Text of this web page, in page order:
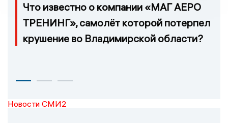
Что известно о компании «МАГ АЕРО
ТРЕНИНГ», самолёт которой потерпел
крушение во Владимирской области?
Новости СМИ2